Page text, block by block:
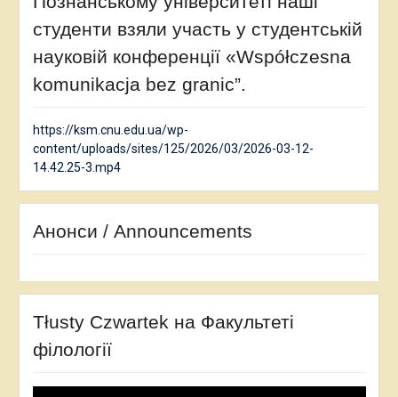
студенти взяли участь у студентській
науковій конференції «Współczesna
komunikacja bez granic”.
https://ksm.cnu.edu.ua/wp-
content/uploads/sites/125/2026/03/2026-03-12-
14.42.25-3.mp4
Анонси / Announcements
Tłusty Czwartek на Факультеті
філології